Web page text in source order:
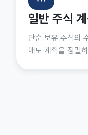
일반 주식 계
단순 보유 주식의
매도 계획을 정밀